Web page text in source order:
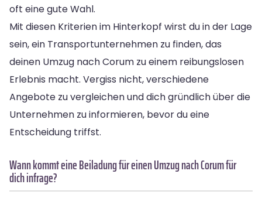
oft eine gute Wahl.
Mit diesen Kriterien im Hinterkopf wirst du in der Lage
sein, ein Transportunternehmen zu finden, das
deinen Umzug nach Corum zu einem reibungslosen
Erlebnis macht. Vergiss nicht, verschiedene
Angebote zu vergleichen und dich gründlich über die
Unternehmen zu informieren, bevor du eine
Entscheidung triffst.
Wann kommt eine Beiladung für einen Umzug nach Corum für
dich infrage?